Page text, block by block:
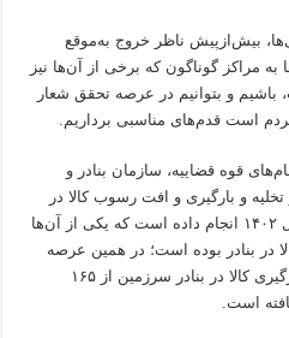
بیش‌ازپیش ناظر خروج به‌موقع
به مراکز گوناگون که برخی از آن‌ها نیز
و بتوانیم در عرصه تحقق شعار
است قدم‌های مناسبی برداریم.
قوه قضاییه، سازمان بنادر و
و بارگیری و افت رسوب کالا در
بنادر سرزمین عمل بسیاری در سال ۱۴۰۲ انجام داده است که یکی از آن‌ها
در بنادر بوده است؛ در همین عرصه
طی ۲ سال قبل ظرفیت تخلیه و بارگیری کالا در بنادر سرزمین از ۱۶۵